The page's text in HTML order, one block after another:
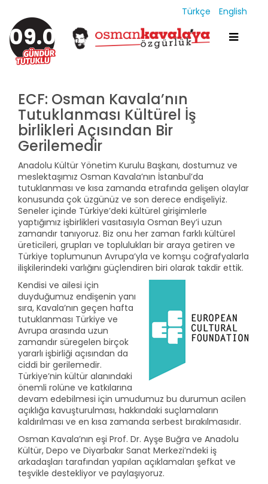
Türkçe English
09.08.05
ECF: Osman Kavala’nın
Tutuklanması Kültürel İş
birlikleri Açısından Bir
Gerilemedir
Anadolu Kültür Yönetim Kurulu Başkanı, dostumuz ve
meslektaşımız Osman Kavala’nın İstanbul’da
tutuklanması ve kısa zamanda etrafında gelişen olaylar
konusunda çok üzgünüz ve son derece endişeliyiz.
Seneler içinde Türkiye’deki kültürel girişimlerle
yaptığımız işbirlikleri vasıtasıyla Osman Bey’i uzun
zamandır tanıyoruz. Biz onu her zaman farklı kültürel
üreticileri, grupları ve toplulukları bir araya getiren ve
Türkiye toplumunun Avrupa’yla ve komşu coğrafyalarla
ilişkilerindeki varlığını güçlendiren biri olarak takdir ettik.
Kendisi ve ailesi için
duyduğumuz endişenin yanı
sıra, Kavala’nın geçen hafta
tutuklanması Türkiye ve
Avrupa arasında uzun
zamandır süregelen birçok
yararlı işbirliği açısından da
ciddi bir gerilemedir.
Türkiye’nin kültür alanındaki
önemli rolüne ve katkılarına
devam edebilmesi için umudumuz bu durumun acilen
açıklığa kavuşturulması, hakkındaki suçlamaların
kaldırılması ve en kısa zamanda serbest bırakılmasıdır.
Osman Kavala’nın eşi Prof. Dr. Ayşe Buğra ve Anadolu
Kültür, Depo ve Diyarbakır Sanat Merkezi’ndeki iş
arkadaşları tarafından yapılan açıklamaları şefkat ve
teşvikle destekliyor ve paylaşıyoruz.